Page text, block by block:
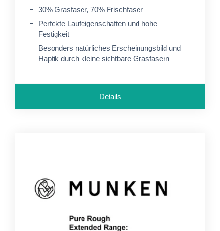
30% Grasfaser, 70% Frischfaser
Perfekte Laufeigenschaften und hohe
Festigkeit
Besonders natürliches Erscheinungsbild und
Haptik durch kleine sichtbare Grasfasern
Details